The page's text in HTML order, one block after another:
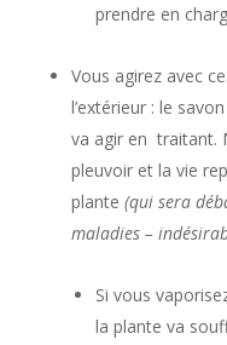
prendre en
Vous agirez avec
l’extérieur : le
va agir en traitant.
pleuvoir et la vie
plante (qui sera
maladies –
Si vous
la plante va